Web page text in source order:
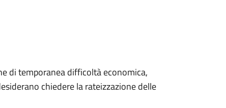
di temporanea difficoltà economica,
chiedere la rateizzazione delle